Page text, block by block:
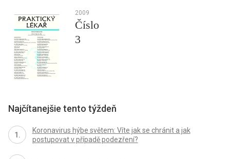
2009
Číslo
3
Najčítanejšie tento týždeň
Koronavirus hýbe světem: Víte jak se chránit a jak
postupovat v případě podezření?